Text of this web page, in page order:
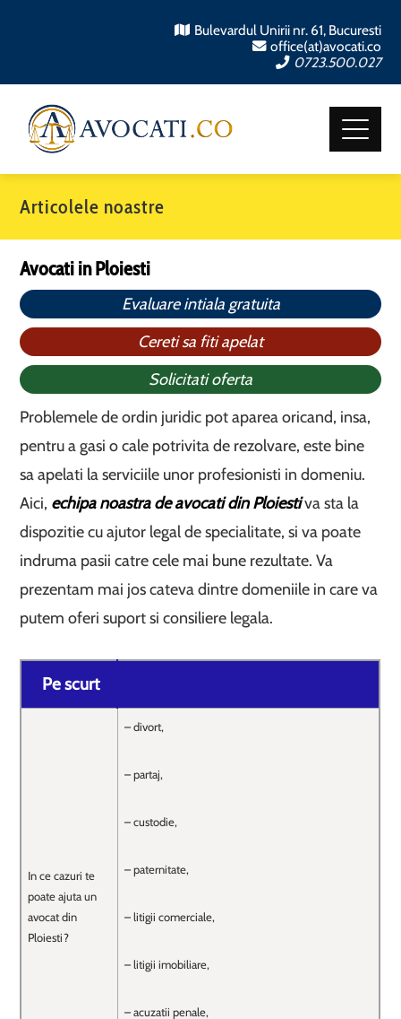
Bulevardul Unirii nr. 61, Bucuresti
office(at)avocati.co
0723.500.027
Articolele noastre
Avocati in Ploiesti
Evaluare intiala gratuita
Cereti sa fiti apelat
Solicitati oferta
Problemele de ordin juridic pot aparea oricand, insa,
pentru a gasi o cale potrivita de rezolvare, este bine
sa apelati la serviciile unor profesionisti in domeniu.
Aici, echipa noastra de avocati din Ploiestiva sta la
dispozitie cu ajutor legal de specialitate, si va poate
indruma pasii catre cele mai bune rezultate. Va
prezentam mai jos cateva dintre domeniile in care va
putem oferi suport si consiliere legala.
Pe scurt
In ce cazuri te
poate ajuta un
avocat din
Ploiesti?
– divort,
– partaj,
– custodie,
– paternitate,
– litigii comerciale,
– litigii imobiliare,
– acuzatii penale,